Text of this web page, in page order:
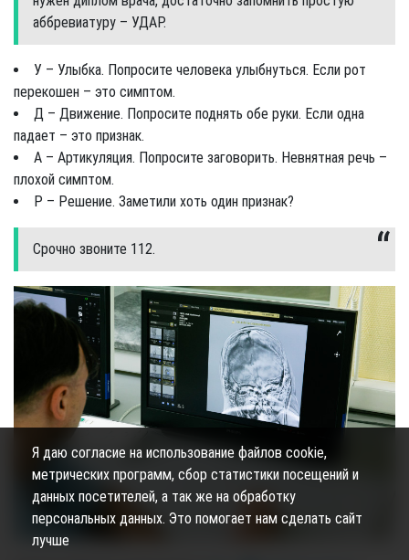
аббревиатуру – УДАР.
У – Улыбка. Попросите человека улыбнуться. Если рот
перекошен – это симптом.
Д – Движение. Попросите поднять обе руки. Если одна
падает – это признак.
А – Артикуляция. Попросите заговорить. Невнятная речь –
плохой симптом.
Р – Решение. Заметили хоть один признак?
Срочно звоните 112.
Я даю согласие на использование файлов cookie,
метрических программ, сбор статистики посещений и
данных посетителей, а так же на обработку
персональных данных. Это помогает нам сделать сайт
лучше